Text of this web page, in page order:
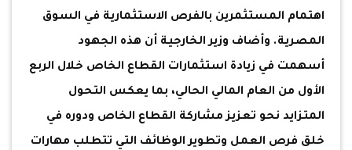
اهتمام المستثمرين بالفرص الاستثمارية في السوق
المصرية. وأضاف وزير الخارجية أن هذه الجهود
أسهمت في زيادة استثمارات القطاع الخاص خلال الربع
الأول من العام المالي الحالي، بما يعكس التحول
المتزايد نحو تعزيز مشاركة القطاع الخاص ودوره في
خلق فرص العمل وتطوير الوظائف التي تتطلب مهارات